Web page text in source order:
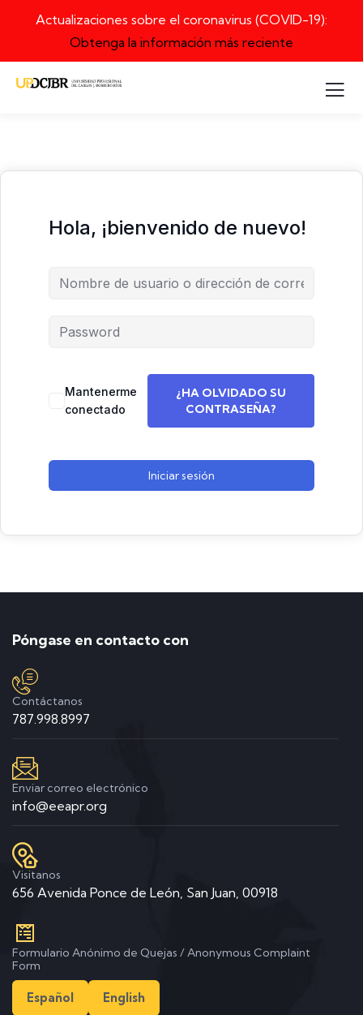
Actualizaciones sobre el coronavirus (COVID-19):
Obtenga la información más reciente
Hola, ¡bienvenido de nuevo!
Mantenerme
conectado
¿HA OLVIDADO SU
CONTRASEÑA?
Iniciar sesión
Póngase en contacto con
Contáctanos
787.998.8997
Enviar correo electrónico
info@eeapr.org
Visitanos
656 Avenida Ponce de León, San Juan, 00918
Formulario Anónimo de Quejas / Anonymous Complaint
Form
Español English